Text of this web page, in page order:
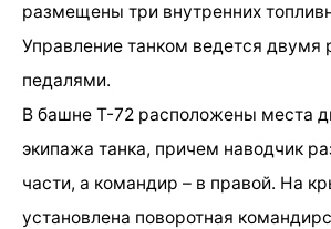
размещены три внутренних
Управление танком ведется двумя
педалями.
В башне Т-72 расположены места
экипажа танка, причем наводчик
части, а командир – в правой. На
установлена поворотная